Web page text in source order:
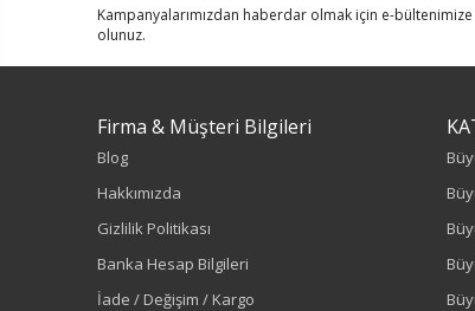
Kampanyalarımızdan haberdar olmak için e-bültenimize
olunuz.
Firma & Müşteri Bilgileri
Blog
Hakkımızda
Gizlilik Politikası
Banka Hesap Bilgileri
İade / Değişim / Kargo